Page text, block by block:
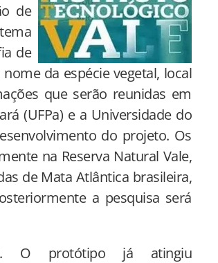
de
de
da espécie vegetal, local
que serão reunidas em
(UFPa) e a Universidade do
do projeto. Os
na Reserva Natural Vale,
de Mata Atlântica brasileira,
a pesquisa será
O protótipo já atingiu